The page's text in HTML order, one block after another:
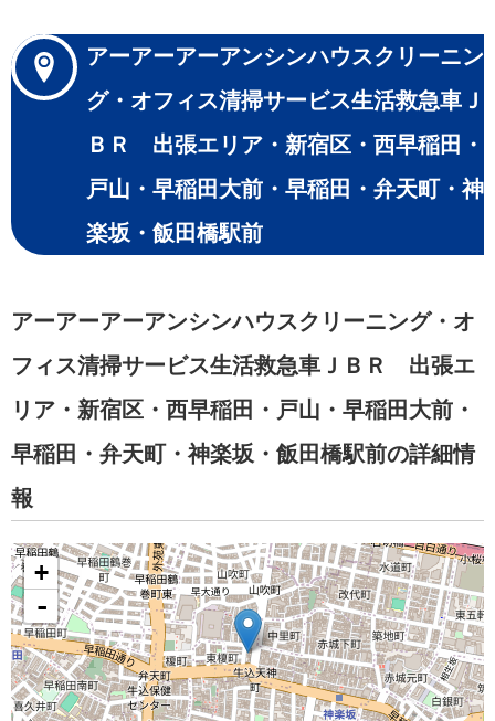
アーアーアーアンシンハウスクリーニン
グ・オフィス清掃サービス生活救急車Ｊ
ＢＲ 出張エリア・新宿区・西早稲田・
戸山・早稲田大前・早稲田・弁天町・神
楽坂・飯田橋駅前
アーアーアーアンシンハウスクリーニング・オ
フィス清掃サービス生活救急車ＪＢＲ 出張エ
リア・新宿区・西早稲田・戸山・早稲田大前・
早稲田・弁天町・神楽坂・飯田橋駅前の詳細情
報
+
-